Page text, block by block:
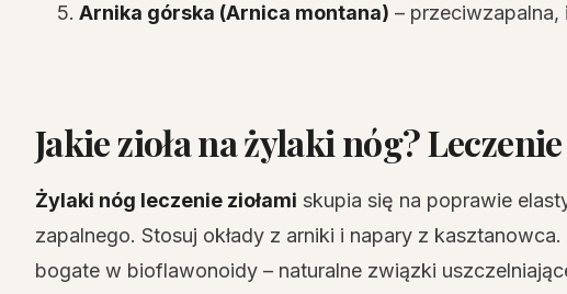
Arnika górska (Arnica montana) – przeciwzapalna,
Jakie zioła na żylaki nóg?
Żylaki nóg leczenie ziołami skupia się na poprawie
zapalnego. Stosuj okłady z arniki i napary z
bogate w bioflawonoidy – naturalne związki